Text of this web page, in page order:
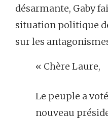
désarmante, Gaby
situation politique
sur les
« Chère Laure,
Le peuple a
nouveau